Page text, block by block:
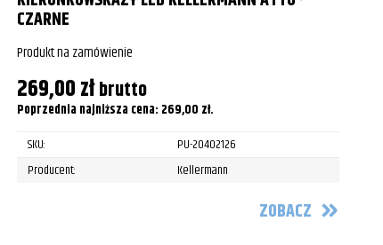
CZARNE
Produkt na zamówienie
269,00złbrutto
Poprzednia najniższa cena: 269,00 zł.
SKU:
PU-20402126
Producent:
Kellermann
ZOBACZ